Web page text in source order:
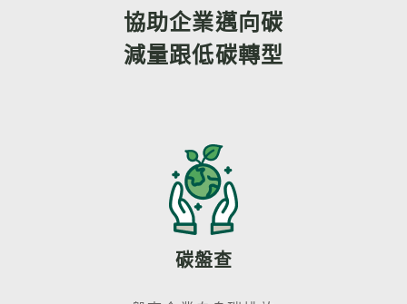
協助企業邁向碳
減量跟低碳轉型
碳盤查